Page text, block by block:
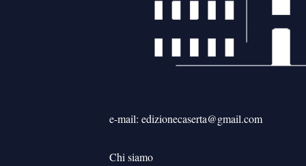
e-mail: edizionecaserta@gmail.com
Chi siamo